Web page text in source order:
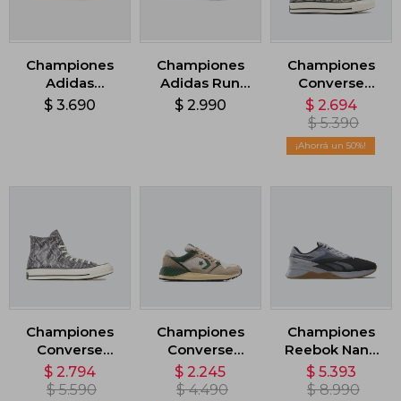
Championes
Adidas
Runvista - Gris
$ 3.690
Championes
Adidas Run
50S - Gris
$ 2.990
Championes
Converse
Chuck 70 Low
- Gris
$ 2.694
$ 5.390
50
Championes
Converse
Chuck 70 High
Wild Life - Gris
$ 2.794
$ 5.590
Championes
Converse
Wave Trainer
Peak Style -
$ 2.245
$ 4.490
Championes
Reebok Nano
X3 - Gris
$ 5.393
$ 8.990